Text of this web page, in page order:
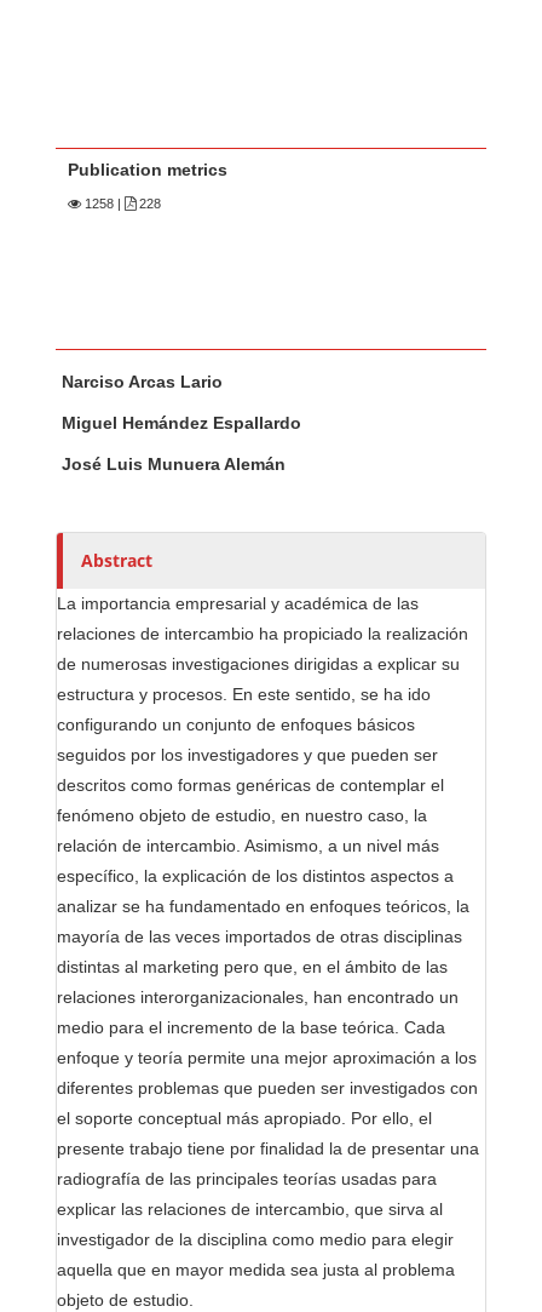
Publication metrics
1258 | 228
u
o
s
Narciso Arcas Lario
Miguel Hemández Espallardo
José Luis Munuera Alemán
Abstract
La importancia empresarial y académica de las
relaciones de intercambio ha propiciado la realización
de numerosas investigaciones dirigidas a explicar su
estructura y procesos. En este sentido, se ha ido
configurando un conjunto de enfoques básicos
seguidos por los investigadores y que pueden ser
descritos como formas genéricas de contemplar el
fenómeno objeto de estudio, en nuestro caso, la
relación de intercambio. Asimismo, a un nivel más
específico, la explicación de los distintos aspectos a
analizar se ha fundamentado en enfoques teóricos, la
mayoría de las veces importados de otras disciplinas
distintas al marketing pero que, en el ámbito de las
relaciones interorganizacionales, han encontrado un
medio para el incremento de la base teórica. Cada
enfoque y teoría permite una mejor aproximación a los
diferentes problemas que pueden ser investigados con
el soporte conceptual más apropiado. Por ello, el
presente trabajo tiene por finalidad la de presentar una
radiografía de las principales teorías usadas para
explicar las relaciones de intercambio, que sirva al
investigador de la disciplina como medio para elegir
aquella que en mayor medida sea justa al problema
objeto de estudio.